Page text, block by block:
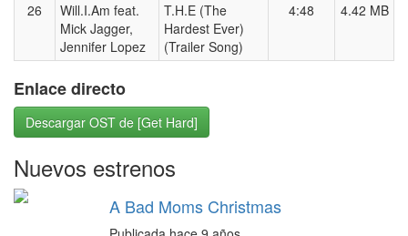
26
Will.I.Am feat.
Mick Jagger,
Jennifer Lopez
T.H.E (The
Hardest Ever)
(Trailer Song)
4:48 4.42 MB
Enlace directo
Descargar OST de [Get Hard]
Nuevos estrenos
A Bad Moms Christmas